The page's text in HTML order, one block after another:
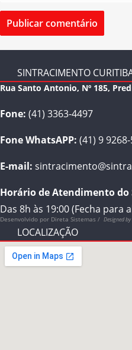
SINTRACIMENTO
Rua Santo Antonio, Nº 185,
Fone: (41) 3363-4497
Fone WhatsAPP: (41) 9
E-mail:
Horário de Atendimento do
Das 8h às 19:00 (Fecha para
Desenvolvido por Direta Sistemas / Designed by
LOCALIZAÇÃO